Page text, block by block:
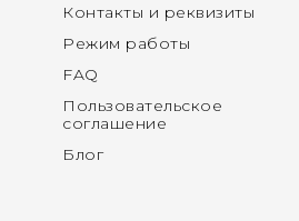
Контакты и реквизиты
Режим работы
FAQ
Пользовательское
соглашение
Блог